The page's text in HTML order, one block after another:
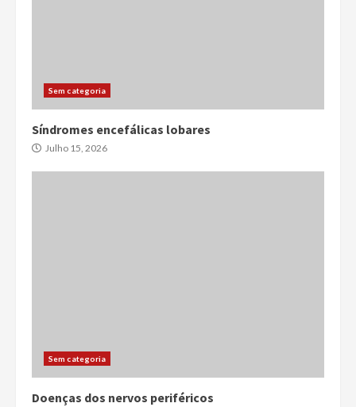
Sem categoria
Síndromes encefálicas lobares
Julho 15, 2026
Sem categoria
Doenças dos nervos periféricos